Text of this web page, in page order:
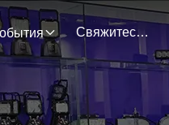
Свяжитесь Мы